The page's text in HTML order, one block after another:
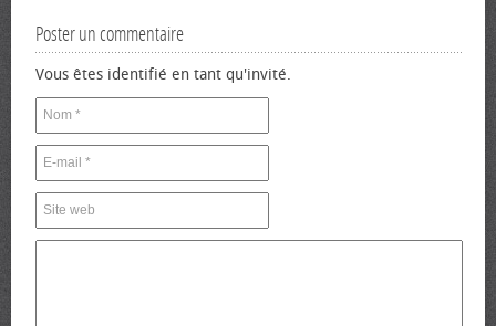
Poster un commentaire
Vous êtes identifié en tant qu'invité.